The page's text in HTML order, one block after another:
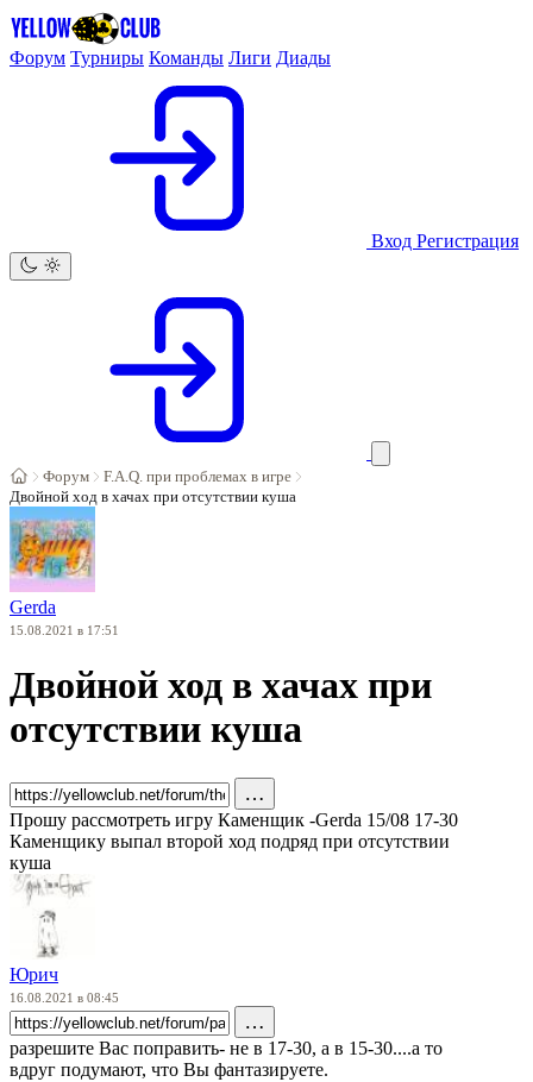
Форум Турниры Команды Лиги Диады
Вход Регистрация
Форум
F.A.Q. при проблемах в игре
Двойной ход в хачах при отсутствии куша
Gerda
15.08.2021 в 17:51
Двойной ход в хачах при
отсутствии куша
…
Прошу рассмотреть игру Каменщик -Gerda 15/08 17-30
Каменщику выпал второй ход подряд при отсутствии
куша
Юрич
16.08.2021 в 08:45
…
разрешите Вас поправить- не в 17-30, а в 15-30....а то
вдруг подумают, что Вы фантазируете.